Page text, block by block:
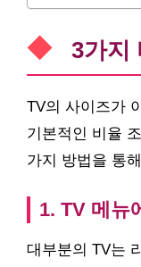
3가지
TV의 사이즈가
기본적인 비율
가지 방법을 통
1. TV 메뉴
대부분의 TV는